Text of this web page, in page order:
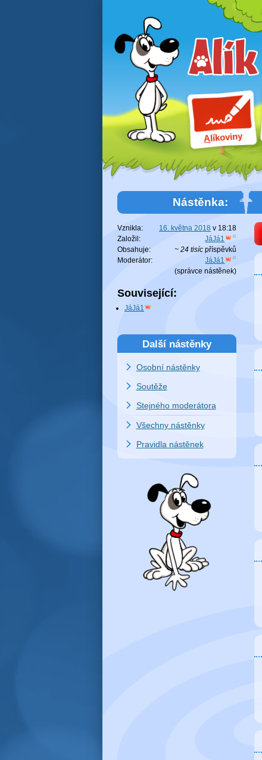
Alíkoviny
Nástěnka:
Vznikla: 16. května 2018 v 18:18
Založil:
JáJá1
Obsahuje:
~ 24 tisíc příspěvků
Moderátor:
JáJá1
(správce nástěnek)
Související:
JáJá1
Další nástěnky
Osobní nástěnky
Soutěže
Stejného moderátora
Všechny nástěnky
Pravidla nástěnek